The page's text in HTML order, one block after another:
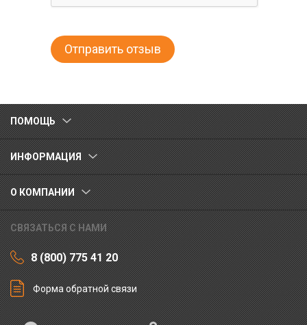
ПОМОЩЬ
ИНФОРМАЦИЯ
О КОМПАНИИ
СВЯЗАТЬСЯ С НАМИ
8 (800) 775 41 20
Форма обратной связи